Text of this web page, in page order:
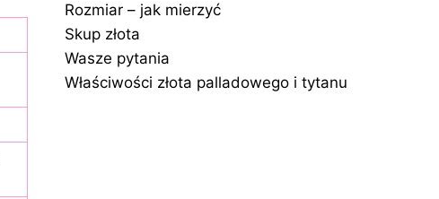
Rozmiar – jak mierzyć
Skup złota
Wasze pytania
Właściwości złota palladowego i tytanu